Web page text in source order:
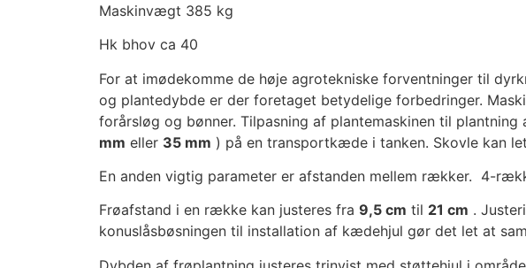
Maskinvægt 385 kg
Hk bhov ca 40
For at imødekomme de høje agrotekniske forventninger til
og plantedybde er der foretaget betydelige forbedringer.
forårsløg og bønner. Tilpasning af plantemaskinen til
mm eller 35 mm ) på en transportkæde i tanken. Skovle kan
En anden vigtig parameter er afstanden mellem rækker. 4-
Frøafstand i en række kan justeres fra 9,5 cm til 21 cm .
konuslåsbøsningen til installation af kædehjul gør det let at